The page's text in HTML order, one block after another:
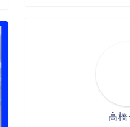
高橋